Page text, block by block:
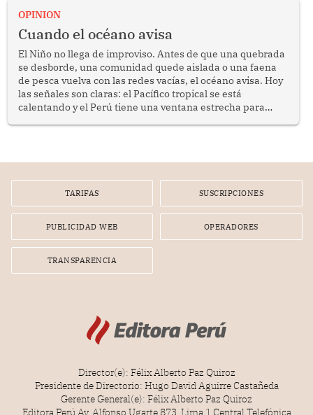
OPINION
Cuando el océano avisa
El Niño no llega de improviso. Antes de que una quebrada
se desborde, una comunidad quede aislada o una faena
de pesca vuelva con las redes vacías, el océano avisa. Hoy
las señales son claras: el Pacífico tropical se está
calentando y el Perú tiene una ventana estrecha para
TARIFAS SUSCRIPCIONES
PUBLICIDAD WEB OPERADORES
TRANSPARENCIA
Director(e): Félix Alberto Paz Quiroz
Presidente de Directorio: Hugo David Aguirre Castañeda
Gerente General(e): Félix Alberto Paz Quiroz
Editora Perú Av. Alfonso Ugarte 873, Lima 1 Central Telefónica